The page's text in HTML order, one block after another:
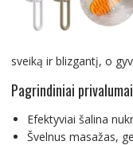
sveiką ir blizgantį, o
Pagrindiniai privalumai
Efektyviai šalina
Švelnus masažas,